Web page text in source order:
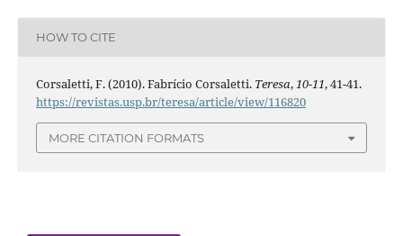
HOW TO CITE
Corsaletti, F. (2010). Fabrício Corsaletti. Teresa,10-11, 41-41.
https://revistas.usp.br/teresa/article/view/116820
MORE CITATION FORMATS